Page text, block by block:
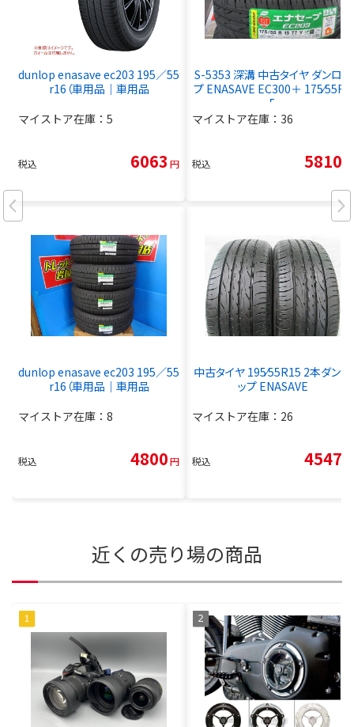
dunlop enasave ec203 195／55
r16（車用品｜車用品
マイストア在庫： 5
税込 6063 円
S-5353 深溝 中古タイヤ ダンロッ
プ ENASAVE EC300＋ 175⁄55R1
5
マイストア在庫： 36
税込 5810
dunlop enasave ec203 195／55
r16（車用品｜車用品
マイストア在庫： 8
税込 4800円
中古タイヤ 195⁄55R15 2本ダンロ
ップ ENASAVE
マイストア在庫： 26
税込 4547
近くの売り場の商品